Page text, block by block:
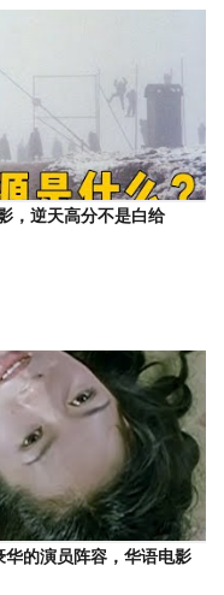
，逆天高分不是白给
华的演员阵容，华语电影